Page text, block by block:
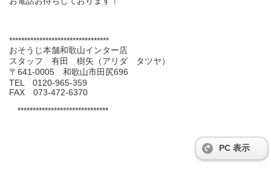
*********************************
おそうじ本舗和歌山インター店
スタッフ 有田 樹矢（アリダ タツヤ）
〒641-0005 和歌山市田尻696
TEL 0120-965-359
FAX 073-472-6370
******************************
PC 表示